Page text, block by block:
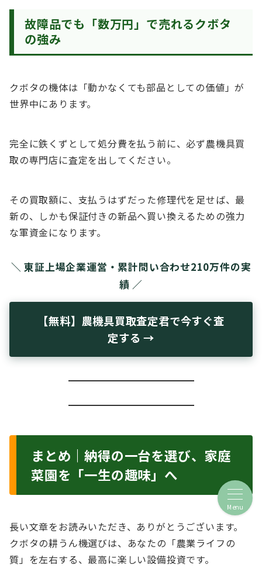
故障品でも「数万円」で売れるクボタ
の強み
クボタの機体は「動かなくても部品としての価値」が
世界中にあります。
完全に鉄くずとして処分費を払う前に、必ず農機具買
取の専門店に査定を出してください。
その買取額に、支払うはずだった修理代を足せば、最
新の、しかも保証付きの新品へ買い換えるための強力
な軍資金になります。
＼ 東証上場企業運営・累計問い合わせ210万件の実
績 ／
【無料】農機具買取査定君で今すぐ査
定する →
まとめ｜納得の一台を選び、家庭
菜園を「一生の趣味」へ
長い文章をお読みいただき、ありがとうございます。
クボタの耕うん機選びは、あなたの「農業ライフの
質」を左右する、最高に楽しい設備投資です。
Menu